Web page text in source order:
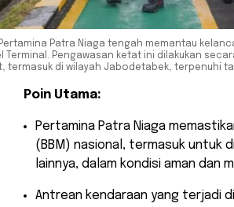
Patra Niaga tengah memantau
Terminal. Pengawasan ketat ini dilakukan
termasuk di wilayah Jabodetabek, terpenuhi
Poin Utama:
​Pertamina Patra Niaga
(BBM) nasional, termasuk untuk
lainnya, dalam kondisi aman dan
​Antrean kendaraan yang terjadi